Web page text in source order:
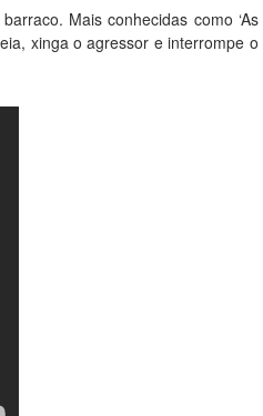
Mais conhecidas como ‘As
xinga o agressor e interrompe o